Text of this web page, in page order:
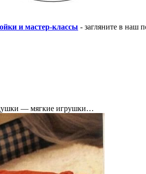
и мастер-классы - загляните в наш
— мягкие игрушки…